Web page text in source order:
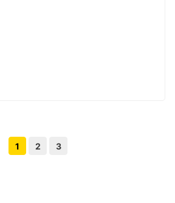
Vorige pagina knop
1 2 3